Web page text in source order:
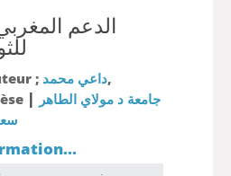
; داعي محمد,
| جامعة د مولاي الطاهر